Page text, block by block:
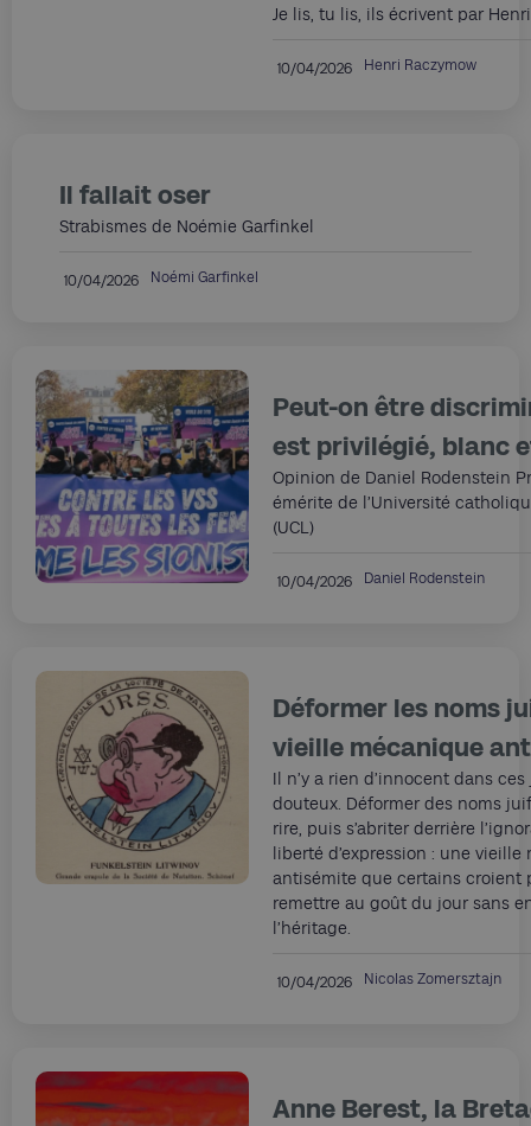
Je lis, tu lis, ils écrivent par
10/04/2026 Henri Raczymow
Il fallait oser
Strabismes de Noémie Garfinkel
10/04/2026 Noémi Garfinkel
Peut-on être
est privilégié, blanc
Opinion de Daniel Rodenstein
émérite de l’Université
(UCL)
10/04/2026 Daniel Rodenstein
Déformer les noms
vieille mécanique
Il n’y a rien d’innocent dans
douteux. Déformer des noms
rire, puis s’abriter derrière
liberté d’expression : une
antisémite que certains croient
remettre au goût du jour sans
l’héritage.
10/04/2026 Nicolas Zomersztajn
Anne Berest, la